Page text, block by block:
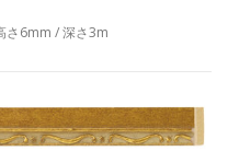
さ6mm / 深さ3m